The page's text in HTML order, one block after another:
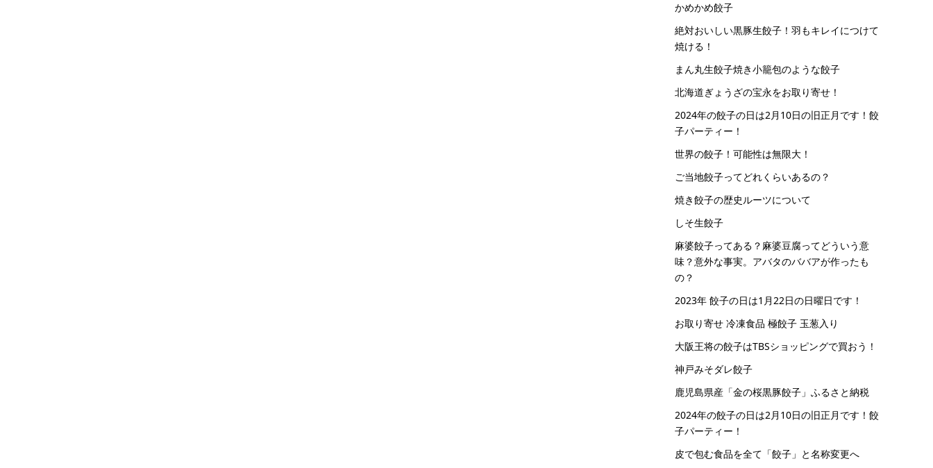
かめかめ餃子
絶対おいしい黒豚生餃子！羽もキレイにつけて
焼ける！
まん丸生餃子焼き小籠包のような餃子
北海道ぎょうざの宝永をお取り寄せ！
2024年の餃子の日は2月10日の旧正月です！餃
子パーティー！
世界の餃子！可能性は無限大！
ご当地餃子ってどれくらいあるの？
焼き餃子の歴史ルーツについて
しそ生餃子
麻婆餃子ってある？麻婆豆腐ってどういう意
味？意外な事実。アバタのババアが作ったも
の？
2023年 餃子の日は1月22日の日曜日です！
お取り寄せ 冷凍食品 極餃子 玉葱入り
大阪王将の餃子はTBSショッピングで買おう！
神戸みそダレ餃子
鹿児島県産「金の桜黒豚餃子」ふるさと納税
2024年の餃子の日は2月10日の旧正月です！餃
子パーティー！
皮で包む食品を全て「餃子」と名称変更へ